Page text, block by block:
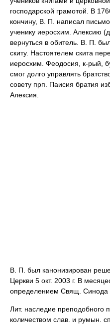
господарской грамотой. В
кончину, В. П. написал
ученику иеросхим. Алексию
вернуться в обитель. В. П.
скиту. Настоятелем скита
иеросхим. Феодосия, к-рый,
смог долго управлять
совету прп. Паисия братия
Алексия.
В. П. был канонизирован
Церкви 5 окт. 2003 г. В
определением Свящ. Синода
Лит. наследие преподобного
количеством слав. и румын.